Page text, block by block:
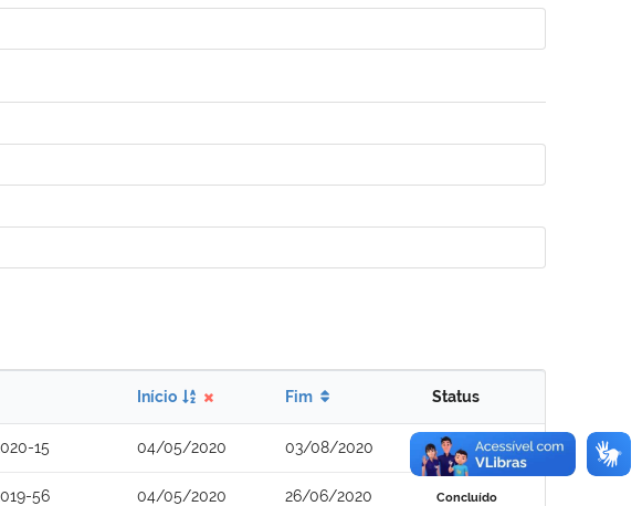
Início Fim Status
15 04/05/2020 03/08/2020 Concluído
56 04/05/2020 26/06/2020 Concluído